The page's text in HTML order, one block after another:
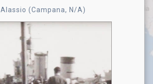
Alassio (Campana, N/A)